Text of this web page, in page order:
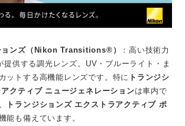
ョンズ（Nikon Transitions®）
：高い技術力
供する調光レンズ。UV・ブルーライト・ま
ットする高機能レンズです。特に トランジシ
クティブ ニュージェネレーションは車内で
トランジションズ エクストラアクティブ ポ
能も備えています。